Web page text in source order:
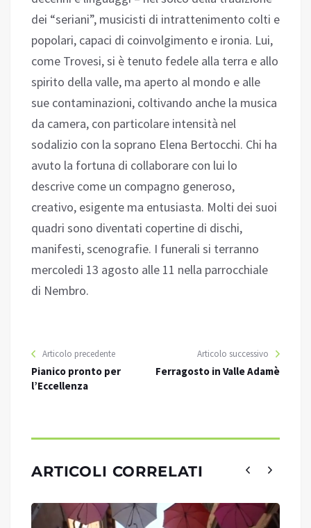
dei “seriani”, musicisti di intrattenimento colti e
popolari, capaci di coinvolgimento e ironia. Lui,
come Trovesi, si è tenuto fedele alla terra e allo
spirito della valle, ma aperto al mondo e alle
sue contaminazioni, coltivando anche la musica
da camera, con particolare intensità nel
sodalizio con la soprano Elena Bertocchi. Chi ha
avuto la fortuna di collaborare con lui lo
descrive come un compagno generoso,
creativo, esigente ma entusiasta. Molti dei suoi
quadri sono diventati copertine di dischi,
manifesti, scenografie. I funerali si terranno
mercoledi 13 agosto alle 11 nella parrocchiale
di Nembro.
Articolo precedente
Pianico pronto per
l’Eccellenza
Articolo successivo
Ferragosto in Valle Adamè
ARTICOLI CORRELATI